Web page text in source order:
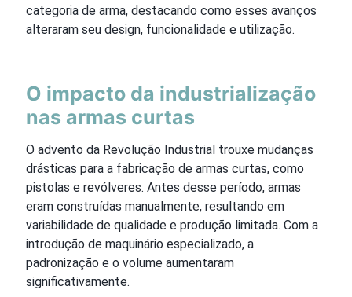
categoria de arma, destacando como esses avanços
alteraram seu design, funcionalidade e utilização.
O impacto da industrialização
nas armas curtas
O advento da Revolução Industrial trouxe mudanças
drásticas para a fabricação de armas curtas, como
pistolas e revólveres. Antes desse período, armas
eram construídas manualmente, resultando em
variabilidade de qualidade e produção limitada. Com a
introdução de maquinário especializado, a
padronização e o volume aumentaram
significativamente.